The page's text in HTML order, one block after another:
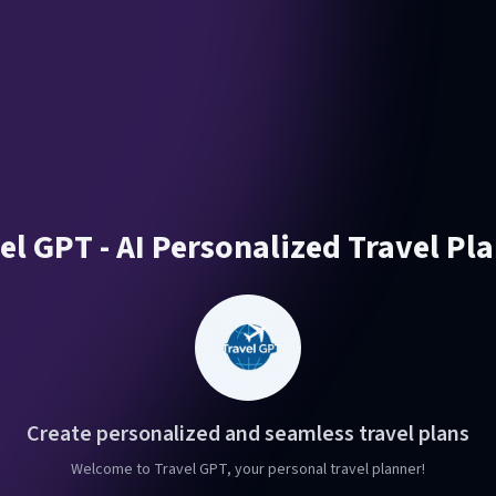
GPT - AI Personalized Travel
Create personalized and seamless travel plans
Welcome to Travel GPT, your personal travel planner!